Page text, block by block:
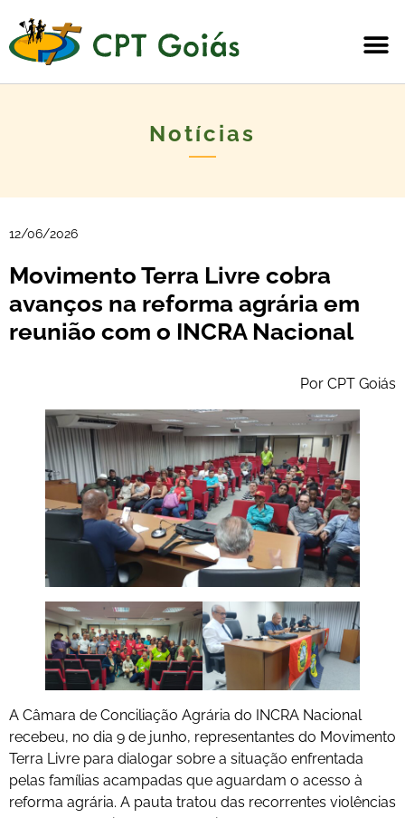
Notícias
12/06/2026
Movimento Terra Livre cobra
avanços na reforma agrária em
reunião com o INCRA Nacional
Por CPT Goiás
A Câmara de Conciliação Agrária do INCRA Nacional
recebeu, no dia 9 de junho, representantes do Movimento
Terra Livre para dialogar sobre a situação enfrentada
pelas famílias acampadas que aguardam o acesso à
reforma agrária. A pauta tratou das recorrentes violências